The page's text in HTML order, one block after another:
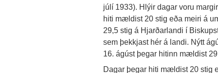
júlí 1933). Hlýir dagar voru
hiti mældist 20 stig eða meiri á
29,5 stig á Hjarðarlandi í
sem þekkjast hér á landi. Nýtt
16. ágúst þegar hitinn mældist
Dagar þegar hiti mældist 20 stig